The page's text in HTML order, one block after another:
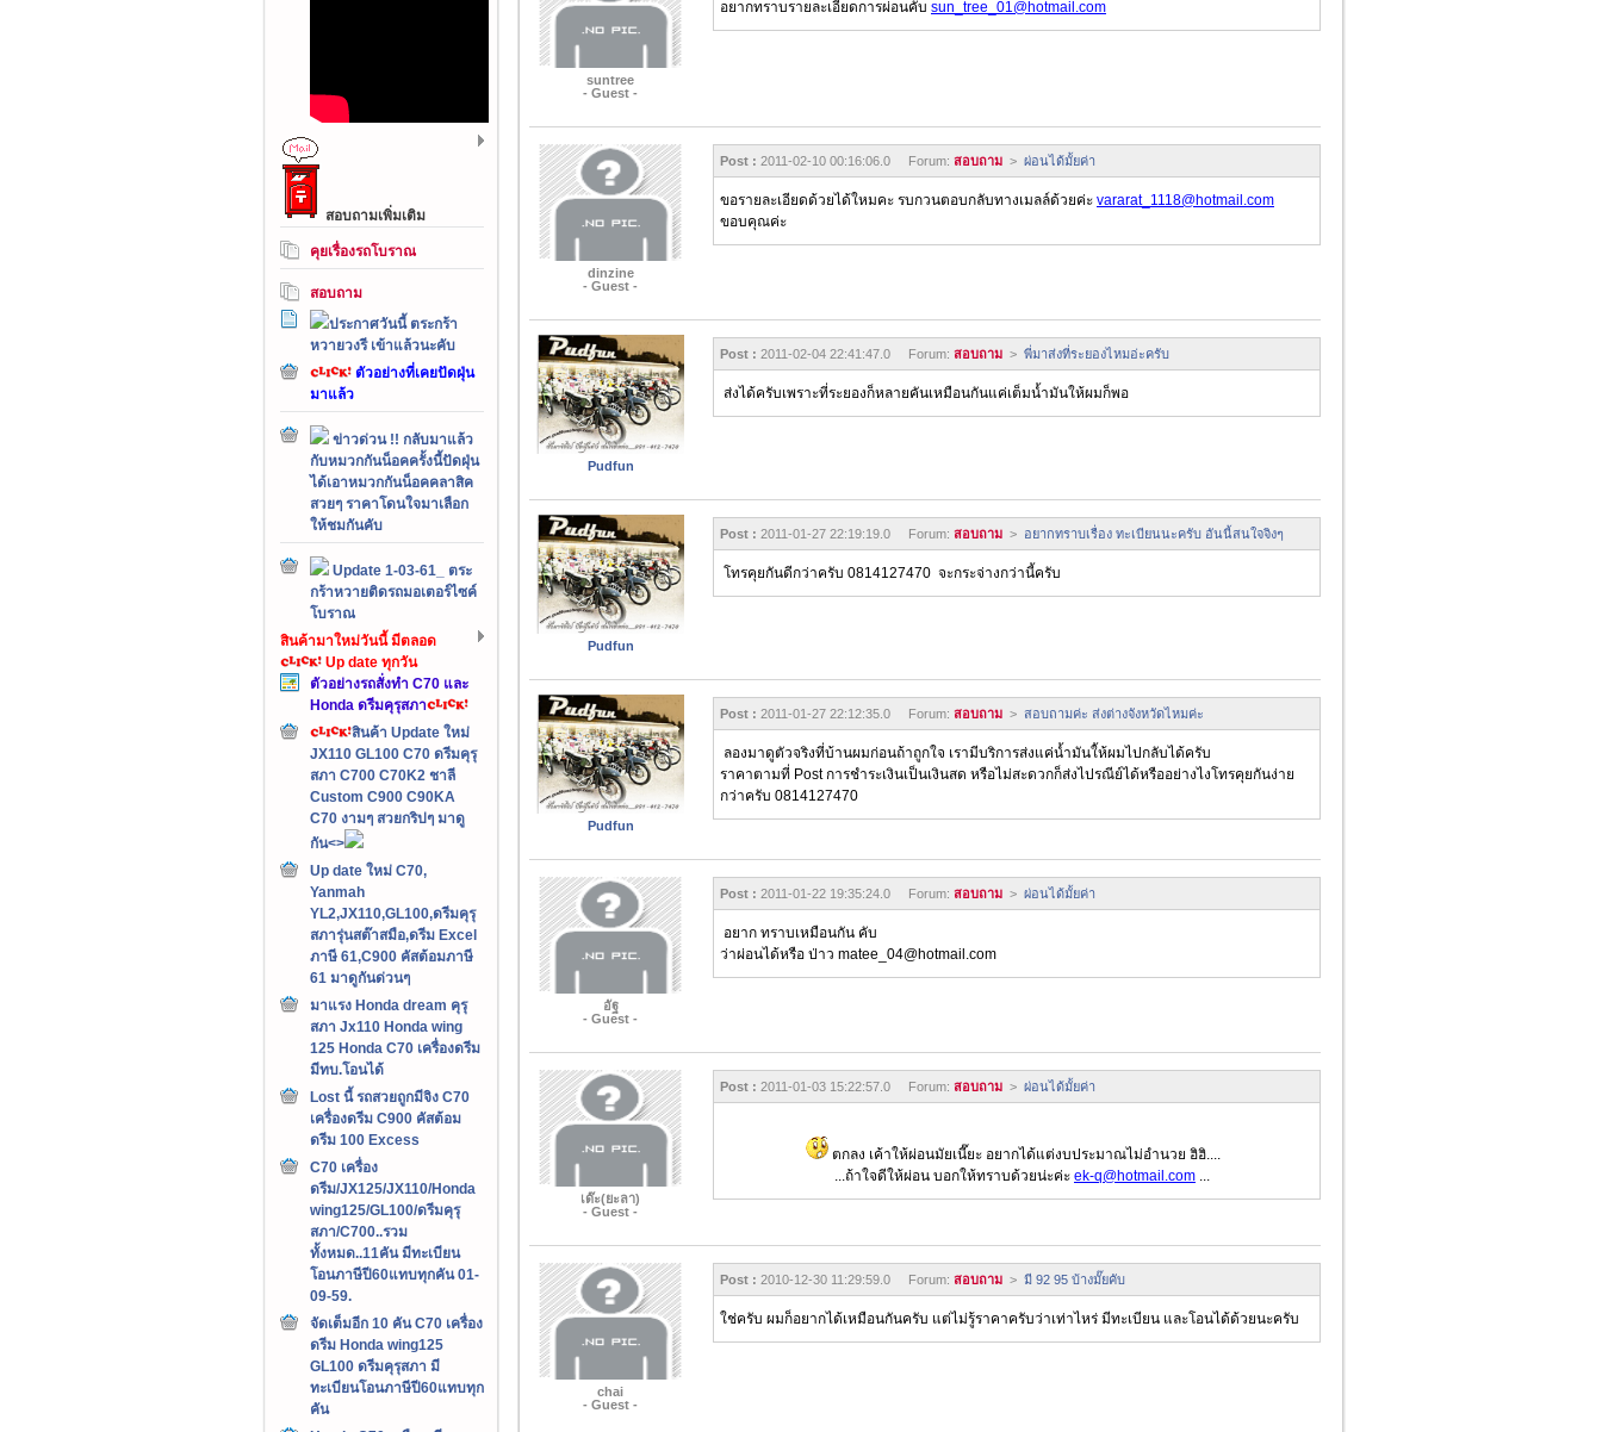
สอบถามเพิ่มเติม
คุยเรื่องรถโบราณ
สอบถาม
ประกาศวันนี้ ตระกร้า
หวายวงรี เข้าแล้วนะคับ
ตัวอย่างที่เคยปัดฝุ่น
มาแล้ว
ข่าวด่วน !! กลับมาแล้ว
กับหมวกกันน็อคครั้งนี้ปัดฝุ่น
ได้เอาหมวกกันน็อคคลาสิค
สวยๆ ราคาโดนใจมาเลือก
ให้ชมกันคับ
Update 1-03-61_ ตระ
กร้าหวายติดรถมอเตอร์ไซค์
โบราณ
สินค้ามาใหม่วันนี้ มีตลอด
Up date ทุกวัน
ตัวอย่างรถสั่งทำ C70 และ
Honda ดรีมคุรุสภา
สินค้า Update ใหม่
JX110 GL100 C70 ดรีมคุรุ
สภา C700 C70K2 ชาลี
Custom C900 C90KA
C70 งามๆ สวยกริปๆ มาดู
กัน<>
Up date ใหม่ C70,
Yanmah
YL2,JX110,GL100,ดรีมคุรุ
สภารุ่นสต๊าสมือ,ดรีม Excel
ภาษี 61,C900 คัสต้อมภาษี
61 มาดูกันด่วนๆ
มาแรง Honda dream คุรุ
สภา Jx110 Honda wing
125 Honda C70 เครื่องดรีม
มีทบ.โอนได้
Lost นี้ รถสวยถูกมีจิง C70
เครื่องดรีม C900 คัสต้อม
ดรีม 100 Excess
C70 เครื่อง
ดรีม/JX125/JX110/Honda
wing125/GL100/ดรีมคุรุ
สภา/C700..รวม
ทั้งหมด..11คัน มีทะเบียน
โอนภาษีปี60แทบทุกคัน 01-
09-59.
จัดเต็มอีก 10 คัน C70 เครื่อง
ดรีม Honda wing125
GL100 ดรีมคุรุสภา มี
ทะเบียนโอนภาษีปี60แทบทุก
คัน
suntree
- Guest -
อยากทราบรายละเอียดการผ่อนคับ sun_tree_01@hotmail.com
dinzine
- Guest -
Post : 2011-02-10 00:16:06.0 Forum: สอบถาม > ผ่อนได้มั้ยค่า
ขอรายละเอียดด้วยได้ใหมคะ รบกวนตอบกลับทางเมลล์ด้วยค่ะ vararat_1118@hotmail.com
ขอบคุณค่ะ
Pudfun
Post : 2011-02-04 22:41:47.0 Forum: สอบถาม > พี่มาส่งที่ระยองไหมอ่ะครับ
ส่งได้ครับเพราะที่ระยองก็หลายคันเหมือนกันแค่เต็มน้ำมันให้ผมก็พอ
Pudfun
Post : 2011-01-27 22:19:19.0 Forum: สอบถาม > อยากทราบเรื่อง ทะเบียนนะครับ อันนี้สนใจจิงๆ
โทรคุยกันดีกว่าครับ 0814127470 จะกระจ่างกว่านี้ครับ
Pudfun
Post : 2011-01-27 22:12:35.0 Forum: สอบถาม > สอบถามค่ะ ส่งต่างจังหวัดไหมค่ะ
ลองมาดูตัวจริงที่บ้านผมก่อนถ้าถูกใจ เรามีบริการส่งแค่น้ำมันใ้ห้ผมไปกลับได้ครับ
ราคาตามที่ Post การชำระเงินเป็นเงินสด หรือไม่สะดวกก็ส่งไปรณีย์ได้หรืออย่างไงโทรคุยกันง่าย
กว่าครับ 0814127470
อัฐ
- Guest -
Post : 2011-01-22 19:35:24.0 Forum: สอบถาม > ผ่อนได้มั้ยค่า
อยาก ทราบเหมือนกัน คับ
ว่าผ่อนได้หรือ ป่าว matee_04@hotmail.com
เด๊ะ(ยะลา)
- Guest -
Post : 2011-01-03 15:22:57.0 Forum: สอบถาม > ผ่อนได้มั้ยค่า
ตกลง เค้าให้ผ่อนมัยเนี๊ยะ อยากได้แต่งบประมาณไม่อำนวย ฮิฮิ....
...ถ้าใจดีให้ผ่อน บอกให้ทราบด้วยน่ะค่ะ ek-q@hotmail.com ...
chai
- Guest -
Post : 2010-12-30 11:29:59.0 Forum: สอบถาม > มี 92 95 บ้างมั๊ยคับ
ใช่ครับ ผมก็อยากได้เหมือนกันครับ แต่ไม่รู้ราคาครับว่าเท่าไหร่ มีทะเบียน และโอนได้ด้วยนะครับ